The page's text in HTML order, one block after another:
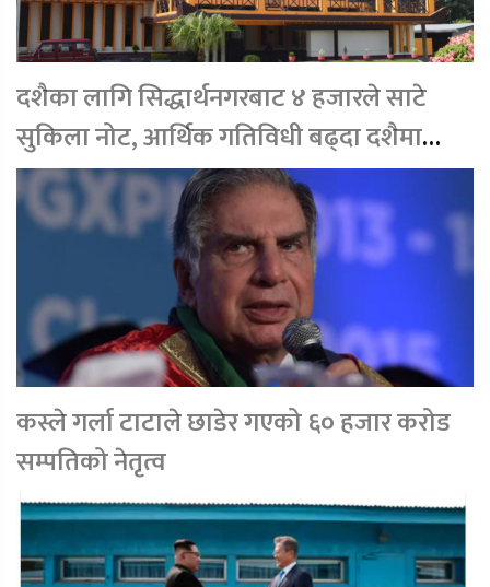
दशैका लागि सिद्धार्थनगरबाट ४ हजारले साटे
सुकिला नोट, आर्थिक गतिविधी बढ्दा दशैमा
दोब्बर रकम निकासा
कस्ले गर्ला टाटाले छाडेर गएको ६० हजार करोड
सम्पतिको नेतृत्व